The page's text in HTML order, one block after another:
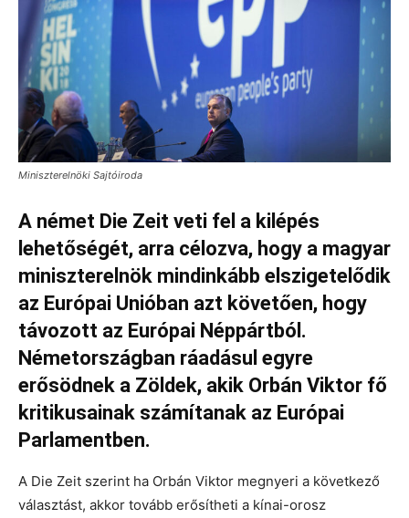
Miniszterelnöki Sajtóiroda
A német Die Zeit veti fel a kilépés
lehetőségét, arra célozva, hogy a magyar
miniszterelnök mindinkább elszigetelődik
az Európai Unióban azt követően, hogy
távozott az Európai Néppártból.
Németországban ráadásul egyre
erősödnek a Zöldek, akik Orbán Viktor fő
kritikusainak számítanak az Európai
Parlamentben.
A Die Zeit szerint ha Orbán Viktor megnyeri a következő
választást, akkor tovább erősítheti a kínai-orosz